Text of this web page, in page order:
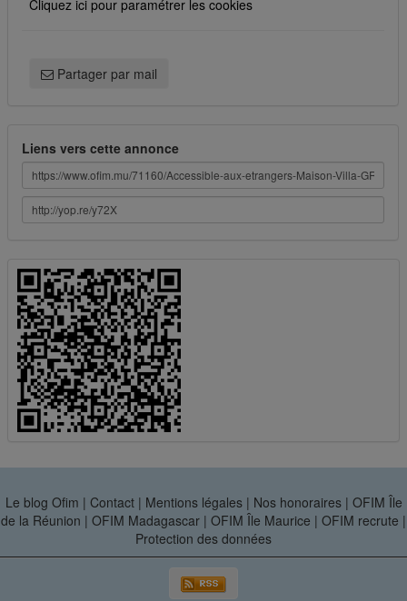
Cliquez ici pour paramétrer les cookies
Partager par mail
Liens vers cette annonce
Le blog Ofim | Contact| Mentions légales| Nos honoraires| OFIM Île
de la Réunion | OFIM Madagascar | OFIM Île Maurice | OFIM recrute |
Protection des données